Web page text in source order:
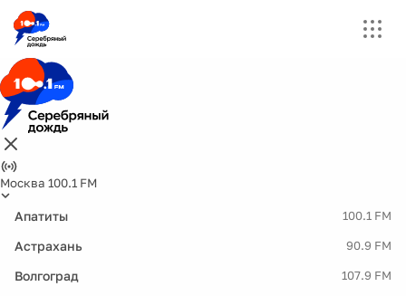
Москва 100.1 FM
Апатиты 100.1 FM
Астрахань 90.9 FM
Волгоград 107.9 FM